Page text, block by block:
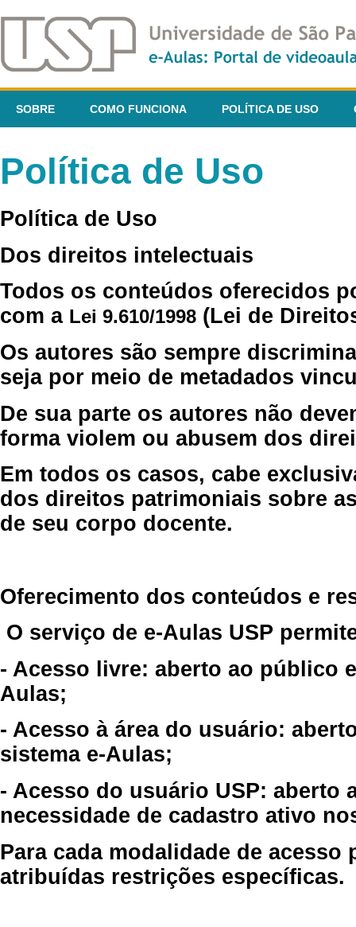
SOBRE COMO FUNCIONA POLÍTICA DE USO
Política de Uso
Política de Uso
Dos direitos intelectuais
Todos os conteúdos oferecidos
com a Lei 9.610/1998 (Lei de
Os autores são sempre
seja por meio de metadados
De sua parte os autores não
forma violem ou abusem dos
Em todos os casos, cabe
dos direitos patrimoniais sobre
de seu corpo docente.
Oferecimento dos conteúdos e
O serviço de e-Aulas USP
- Acesso livre: aberto ao público
Aulas;
- Acesso à área do usuário:
sistema e-Aulas;
- Acesso do usuário USP: aberto
necessidade de cadastro ativo
Para cada modalidade de
atribuídas restrições específicas.